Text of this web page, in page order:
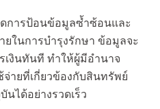
การป้อนข้อมูลซ้ำซ้อนและ
ยในการบำรุงรักษา ข้อมูลจะ
เงินทันที ทำให้ผู้มีอำนาจ
ายที่เกี่ยวข้องกับสินทรัพย์
นได้อย่างรวดเร็ว